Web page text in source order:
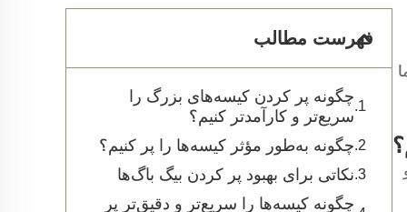
فهرست مطالب
چگونه پر کردن کیسه‌های بزرگ را
سریع‌تر و کارآمدتر کنیم؟
چگونه به‌طور مؤثر کیسه‌ها را پر کنیم؟
نکاتی برای بهبود پر کردن بیگ باگ‌ها
چگونه کیسه‌ها را سریع‌تر و دقیق‌تر پر